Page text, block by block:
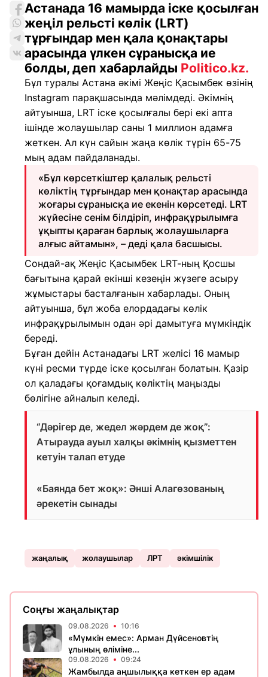
Астанада 16 мамырда іске қосылған
жеңіл рельсті көлік (LRT)
тұрғындар мен қала қонақтары
арасында үлкен сұранысқа ие
болды, деп хабарлайды Politico.kz.
Бұл туралы Астана әкімі Жеңіс Қасымбек өзінің
Instagram парақшасында мәлімдеді. Әкімнің
айтуынша, LRT іске қосылғалы бері екі апта
ішінде жолаушылар саны 1 миллион адамға
жеткен. Ал күн сайын жаңа көлік түрін 65-75
мың адам пайдаланады.
«Бұл көрсеткіштер қалалық рельсті
көліктің тұрғындар мен қонақтар арасында
жоғары сұранысқа ие екенін көрсетеді. LRT
жүйесіне сенім білдіріп, инфрақұрылымға
ұқыпты қараған барлық жолаушыларға
алғыс айтамын», – деді қала басшысы.
Сондай-ақ Жеңіс Қасымбек LRT-ның Қосшы
бағытына қарай екінші кезеңін жүзеге асыру
жұмыстары басталғанын хабарлады. Оның
айтуынша, бұл жоба елордадағы көлік
инфрақұрылымын одан әрі дамытуға мүмкіндік
береді.
Бұған дейін Астанадағы LRT желісі 16 мамыр
күні ресми түрде іске қосылған болатын. Қазір
ол қаладағы қоғамдық көліктің маңызды
бөлігіне айналып келеді.
“Дәрігер де, жедел жәрдем де жоқ”:
Атырауда ауыл халқы әкімнің қызметтен
кетуін талап етуде
«Баянда бет жоқ»: Әнші Алагөзованың
әрекетін сынады
жаңалық жолаушылар ЛРТ әкімшілік
Соңғы жаңалықтар
09.08.2026 10:16
«Мүмкін емес»: Арман Дүйсеновтің
ұлының өліміне...
09.08.2026 09:24
Жамбылда аңшылыққа кеткен ер адам